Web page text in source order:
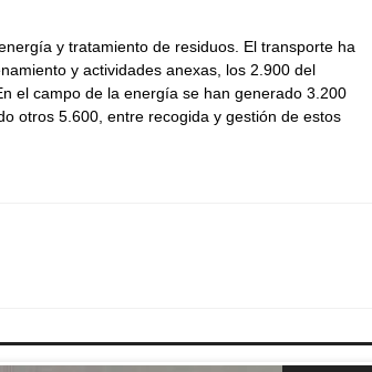
y tratamiento de residuos. El transporte ha
y actividades anexas, los 2.900 del
el campo de la energía se han generado 3.200
otros 5.600, entre recogida y gestión de estos